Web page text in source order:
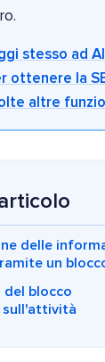
stesso ad
ottenere la
altre
delle
un
del blocco
sull'attività